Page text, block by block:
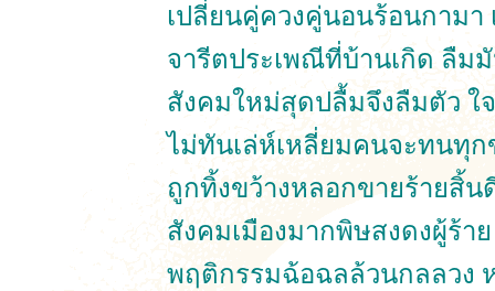
เปลี่ยนคู่ควงคู่นอนร้อนกามา
จารีตประเพณีที่บ้านเกิด ลืม
สังคมใหม่สุดปลื้มจึงลืมตัว ใ
ไม่ทันเล่ห์เหลี่ยมคนจะทนทุ
ถูกทิ้งขว้างหลอกขายร้ายสิ้น
สังคมเมืองมากพิษสงดงผู้ร้า
พฤติกรรมฉ้อฉลล้วนกลลวง